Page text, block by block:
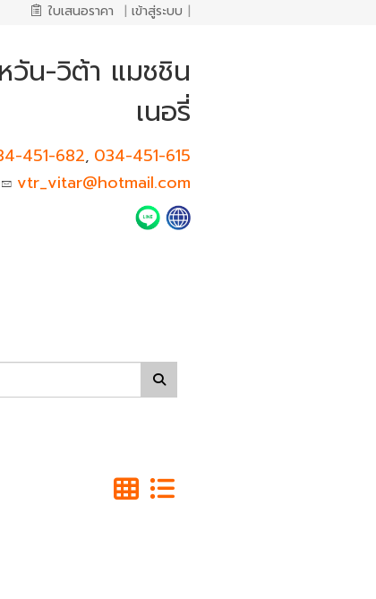
ใบเสนอราคา | เข้าสู่ระบบ |
หวัน-วิต้า แมชชิน
เนอรี่
451-682, 034-451-615
vtr_vitar@hotmail.com